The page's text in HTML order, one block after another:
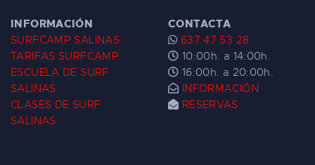
INFORMACIÓN
SURFCAMP SALINAS
TARIFAS SURFCAMP
ESCUELA DE SURF
SALINAS
CLASES DE SURF
SALINAS
CONTACTA
637 47 53 28
10:00h. a 14:00h.
16:00h. a 20:00h.
INFORMACIÓN
RESERVAS